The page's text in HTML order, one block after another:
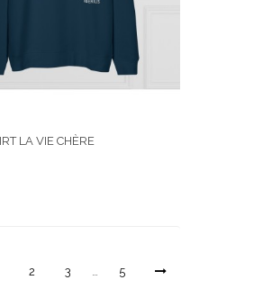
LA VIE CHÈRE
2 3 … 5